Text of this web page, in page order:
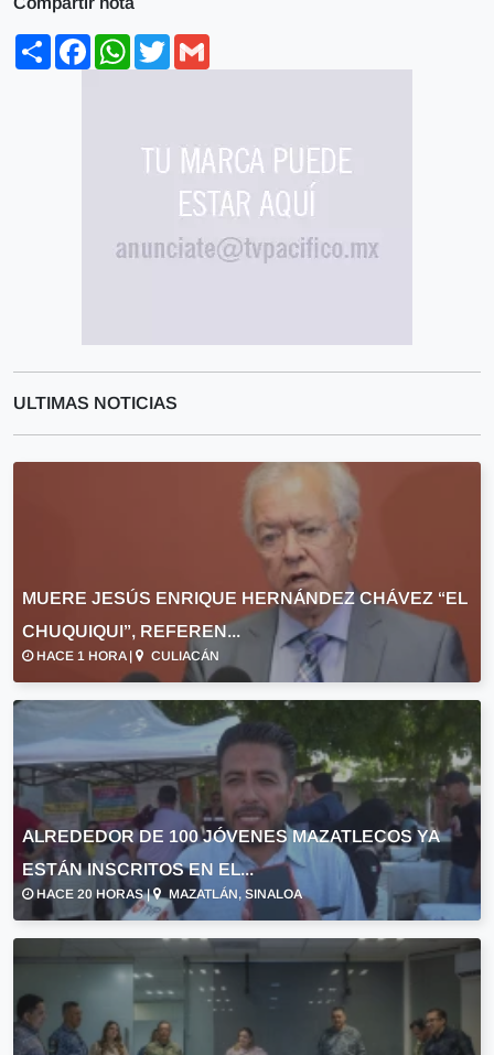
ShareFacebookWhatsApp
Twitter
ULTIMAS NOTICIAS
MUERE JESÚS ENRIQUE HERNÁNDEZ CHÁVEZ “EL
CHUQUIQUI”, REFEREN...
HACE 1 HORA | CULIACÁN
ALREDEDOR DE 100 JÓVENES MAZATLECOS YA
ESTÁN INSCRITOS EN EL...
HACE 20 HORAS | MAZATLÁN, SINALOA